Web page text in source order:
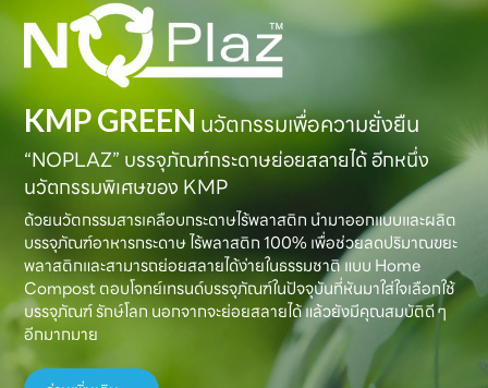
KMP GREEN นวัตกรรมเพื่อความยั่งยืน
“NOPLAZ” บรรจุภัณฑ์กระดาษย่อยสลายได้ อีกหนึ่ง
นวัตกรรมพิเศษของ KMP
ด้วยนวัตกรรมสารเคลือบกระดาษไร้พลาสติก นำมาออกแบบและผลิต
บรรจุภัณฑ์อาหารกระดาษ ไร้พลาสติก 100% เพื่อช่วยลดปริมาณขยะ
พลาสติกและสามารถย่อยสลายได้ง่ายในธรรมชาติ แบบ Home
Compost ตอบโจทย์เทรนด์บรรจุภัณฑ์ในปัจจุบันที่หันมาใส่ใจเลือกใช้
บรรจุภัณฑ์ รักษ์โลก นอกจากจะย่อยสลายได้ แล้วยังมีคุณสมบัติดี ๆ
อีกมากมาย